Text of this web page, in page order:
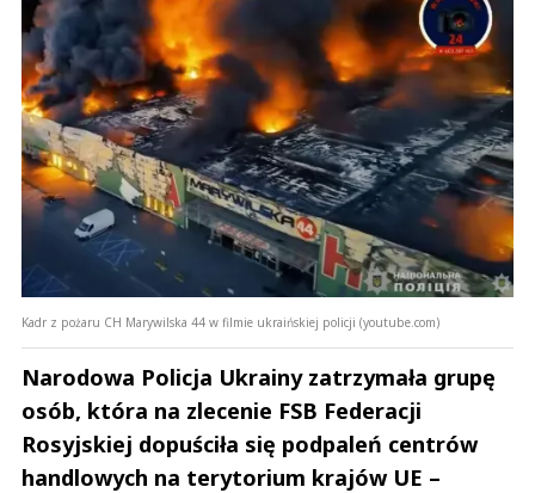
Kadr z pożaru CH Marywilska 44 w filmie ukraińskiej policji (youtube.com)
Narodowa Policja Ukrainy zatrzymała grupę
osób, która na zlecenie FSB Federacji
Rosyjskiej dopuściła się podpaleń centrów
handlowych na terytorium krajów UE –